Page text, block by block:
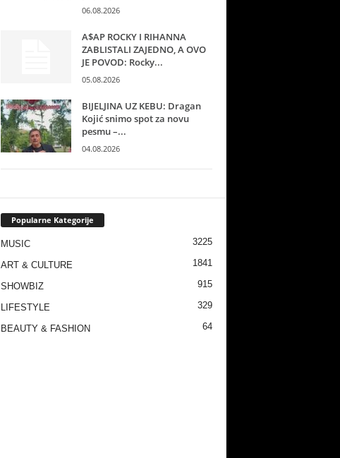
06.08.2026
A$AP ROCKY I RIHANNA
ZABLISTALI ZAJEDNO, A OVO
JE POVOD: Rocky...
05.08.2026
BIJELJINA UZ KEBU: Dragan
Kojić snimo spot za novu
pesmu –...
04.08.2026
Popularne Kategorije
MUSIC 3225
ART & CULTURE 1841
SHOWBIZ 915
LIFESTYLE 329
BEAUTY & FASHION 64